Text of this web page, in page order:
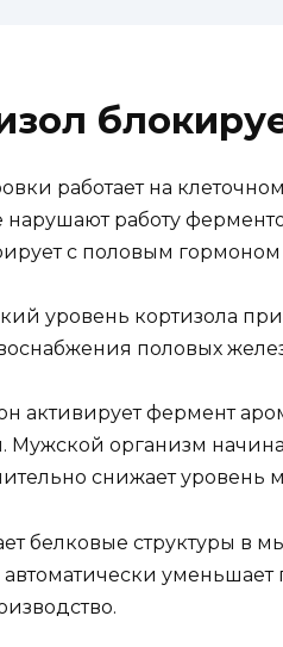
работает на
работу
с половым
уровень кортизола
половых
активирует фермент
организм
снижает уровень
белковые структуры в
уменьшает